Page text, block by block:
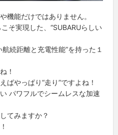
能だけではありません。
現した、“SUBARUらしい
距離と充電性能”を持った１
！
っぱり“走り”ですよね！
パワフルでシームレスな加速
みますか？